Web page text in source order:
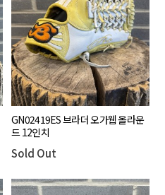
GN02419ES 브라더 오가웹 올라운
드 12인치
Sold Out